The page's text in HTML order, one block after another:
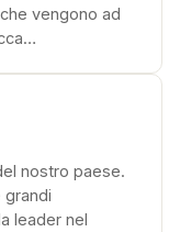
vengono ad
nostro paese.
grandi
leader nel